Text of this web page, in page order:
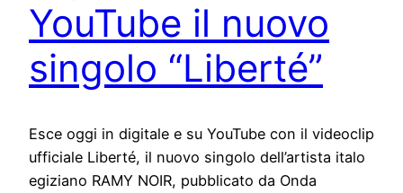
YouTube il nuovo
singolo “Liberté”
Esce oggi in digitale e su YouTube con il videoclip
ufficiale Liberté, il nuovo singolo dell’artista italo
egiziano RAMY NOIR, pubblicato da Onda